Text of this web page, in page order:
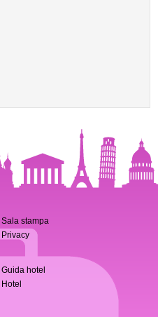
Sala stampa
Privacy
Guida hotel
Hotel